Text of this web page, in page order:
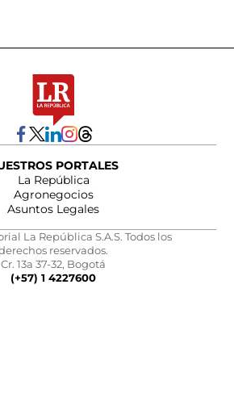
PORTALES
La República
Agronegocios
Asuntos Legales
La República S.A.S. Todos los
reservados.
Cr. 13a 37-32, Bogotá
(+57) 1 4227600